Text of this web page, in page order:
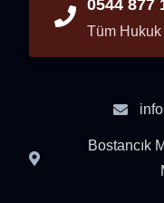
0544 877
Tüm
Bostancık